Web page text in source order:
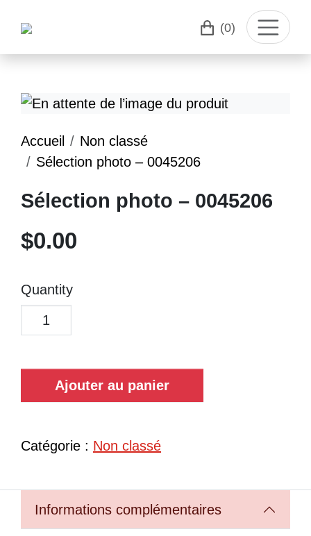
(0)
Accueil
Non classé
Sélection photo – 0045206
Sélection photo – 0045206
$0.00
Quantity
Ajouter au panier
Catégorie : Non classé
Informations complémentaires